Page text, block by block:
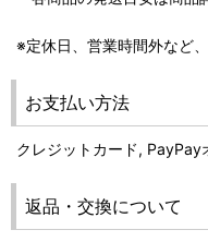
※定休日、営業時間外など
お支払い方法
クレジットカード, PayPay
返品・交換について